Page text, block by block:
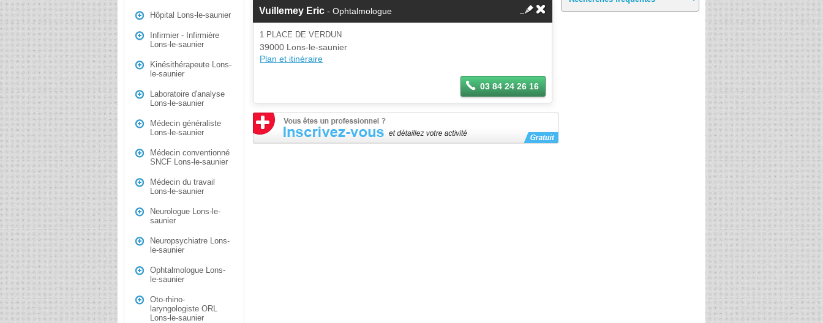
Hôpital Lons-le-saunier
Infirmier - Infirmière
Lons-le-saunier
Kinésithérapeute Lons-
le-saunier
Laboratoire d'analyse
Lons-le-saunier
Médecin généraliste
Lons-le-saunier
Médecin conventionné
SNCF Lons-le-saunier
Médecin du travail
Lons-le-saunier
Neurologue Lons-le-
saunier
Neuropsychiatre Lons-
le-saunier
Ophtalmologue Lons-
le-saunier
Oto-rhino-
laryngologiste ORL
Lons-le-saunier
Vuillemey Eric - Ophtalmologue
1 PLACE DE VERDUN
39000 Lons-le-saunier
Plan et itinéraire
03 84 24 26 16